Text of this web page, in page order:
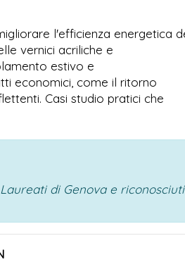
l'efficienza energetica
vernici acriliche e
estivo e
economici, come il ritorno
Casi studio pratici che
di Genova e riconosciuti